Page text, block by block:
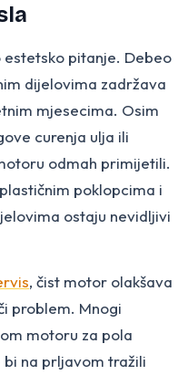
pitanje. Debeo
dijelovima zadržava
mjesecima. Osim
curenja ulja ili
odmah primijetili.
poklopcima i
ostaju nevidljivi
, čist motor olakšava
problem. Mnogi
motoru za pola
na prljavom tražili